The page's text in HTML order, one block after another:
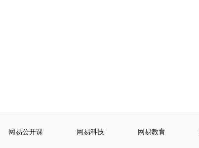
网易公开课 网易科技 网易教育